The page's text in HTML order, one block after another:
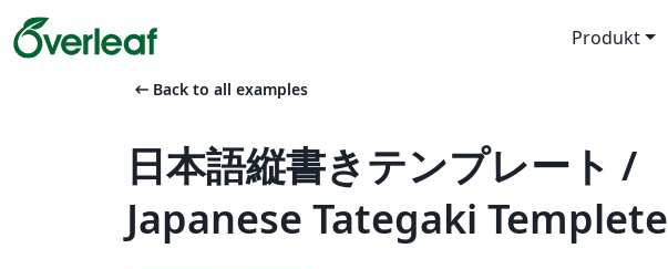
Produkt
arrow_left_alt Back to all examples
日本語縦書きテンプレート /
Japanese Tategaki Templete